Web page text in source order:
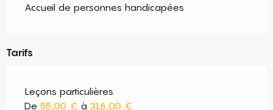
Accueil de personnes handicapées
Tarifs
Leçons particulières
De 55,00 € à 318,00 €